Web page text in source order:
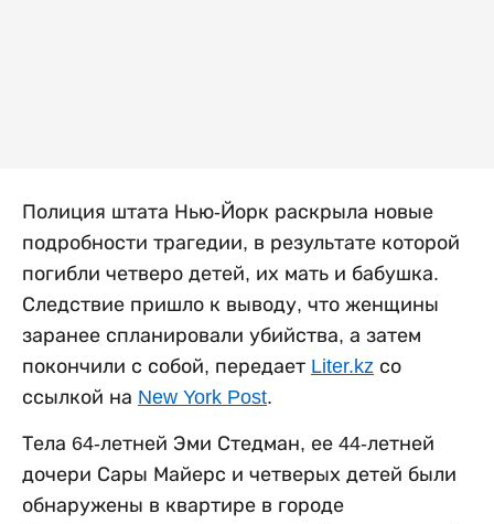
Полиция штата Нью-Йорк раскрыла новые
подробности трагедии, в результате которой
погибли четверо детей, их мать и бабушка.
Следствие пришло к выводу, что женщины
заранее спланировали убийства, а затем
покончили с собой, передает Liter.kz со
ссылкой на New York Post.
Тела 64-летней Эми Стедман, ее 44-летней
дочери Сары Майерс и четверых детей были
обнаружены в квартире в городе